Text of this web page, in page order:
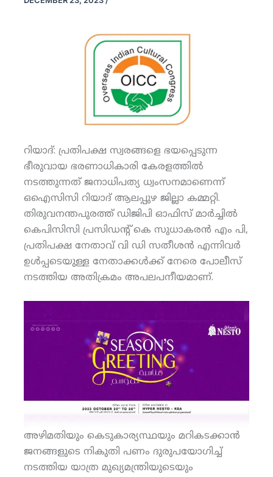
റിയാദ്: പ്രതിപക്ഷ സ്വരങ്ങളെ ഭയപ്പെടുന്ന
ഭീരുവായ ഭരണാധികാരി കേരളത്തില്‍
നടത്തുന്നത് ജനാധിപത്യ ധ്വംസനമാണെന്ന്
ഒഐസിസി റിയാദ് ആലപ്പുഴ ജില്ലാ കമ്മറ്റി.
തിരുവനന്തപുരത്ത് ഡിജിപി ഓഫിസ് മാര്‍ച്ചില്‍
കെപിസിസി പ്രസിഡന്റ് കെ സുധാകരന്‍ എം പി,
പ്രതിപക്ഷ നേതാവ് വി ഡി സതീശന്‍ എന്നിവര്‍
ഉള്‍പ്പടെയുള്ള നേതാക്കള്‍ക്ക് നേരെ പോലീസ്
നടത്തിയ അതിക്രമം അപലപനീയമാണ്.
അഴിമതിയും കെടുകാര്യസ്ഥയും മറികടക്കാന്‍
ജനങ്ങളുടെ നികുതി പണം ദുരുപയോഗിച്ച്
നടത്തിയ യാത്ര മുഖ്യമന്ത്രിയുടെയും